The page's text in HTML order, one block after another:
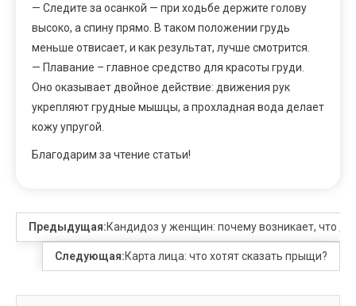
— Следите за осанкой — при ходьбе держите голову
высоко, а спину прямо. В таком положении грудь
меньше отвисает, и как результат, лучше смотрится.
— Плавание – главное средство для красоты груди.
Оно оказывает двойное действие: движения рук
укрепляют грудные мышцы, а прохладная вода делает
кожу упругой.
Благодарим за чтение статьи!
Предыдущая:Кандидоз у женщин: почему возникает, что
Следующая:Карта лица: что хотят сказать прыщи?